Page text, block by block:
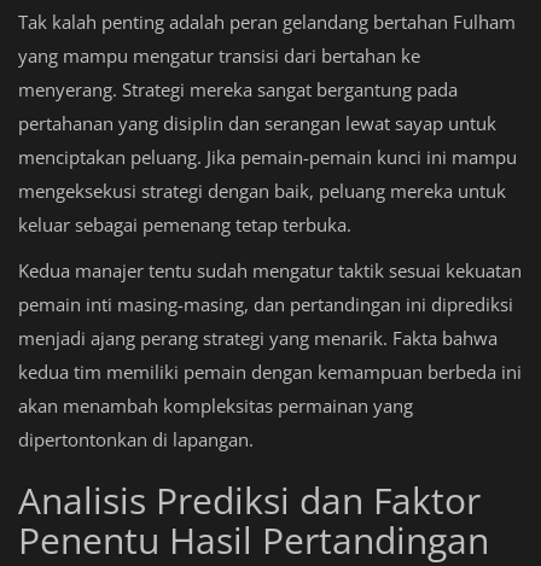
Tak kalah penting adalah peran gelandang bertahan Fulham
yang mampu mengatur transisi dari bertahan ke
menyerang. Strategi mereka sangat bergantung pada
pertahanan yang disiplin dan serangan lewat sayap untuk
menciptakan peluang. Jika pemain-pemain kunci ini mampu
mengeksekusi strategi dengan baik, peluang mereka untuk
keluar sebagai pemenang tetap terbuka.
Kedua manajer tentu sudah mengatur taktik sesuai kekuatan
pemain inti masing-masing, dan pertandingan ini diprediksi
menjadi ajang perang strategi yang menarik. Fakta bahwa
kedua tim memiliki pemain dengan kemampuan berbeda ini
akan menambah kompleksitas permainan yang
dipertontonkan di lapangan.
Analisis Prediksi dan Faktor
Penentu Hasil Pertandingan